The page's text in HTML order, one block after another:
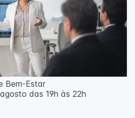
Bem-Estar
das 19h às 22h